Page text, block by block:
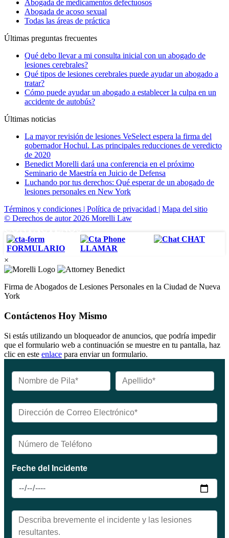
Abogada de medicamentos defectuosos
Abogada de acoso sexual
Todas las áreas de práctica
Últimas preguntas frecuentes
Qué debo llevar a mi consulta inicial con un abogado de
lesiones cerebrales?
Qué tipos de lesiones cerebrales puede ayudar un abogado a
tratar?
Cómo puede ayudar un abogado a establecer la culpa en un
accidente de autobús?
Últimas noticias
La mayor revisión de lesiones VeSelect espera la firma del
gobernador Hochul. Las principales reducciones de veredicto
de 2020
Benedict Morelli dará una conferencia en el próximo
Seminario de Maestría en Juicio de Defensa
Luchando por tus derechos: Qué esperar de un abogado de
lesiones personales en New York
Términos y condiciones | Política de privacidad | Mapa del sitio
© Derechos de autor 2026 Morelli Law
FORMULARIO LLAMAR
CHAT
×
Firma de Abogados de Lesiones Personales en la Ciudad de Nueva
York
Contáctenos Hoy Mismo
Si estás utilizando un bloqueador de anuncios, que podría impedir
que el formulario web a continuación se muestre en tu pantalla, haz
clic en este enlace para enviar un formulario.